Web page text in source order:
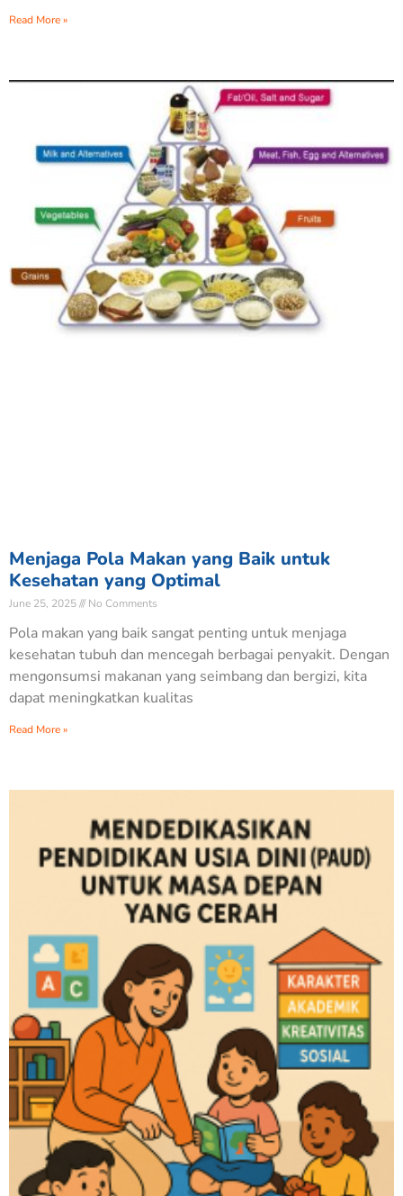
Read More »
Menjaga Pola Makan yang Baik untuk
Kesehatan yang Optimal
June 25, 2025 No Comments
Pola makan yang baik sangat penting untuk menjaga
kesehatan tubuh dan mencegah berbagai penyakit. Dengan
mengonsumsi makanan yang seimbang dan bergizi, kita
dapat meningkatkan kualitas
Read More »